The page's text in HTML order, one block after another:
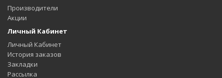
Производители
Акции
Личный Кабинет
Личный Кабинет
История заказов
Закладки
Рассылка